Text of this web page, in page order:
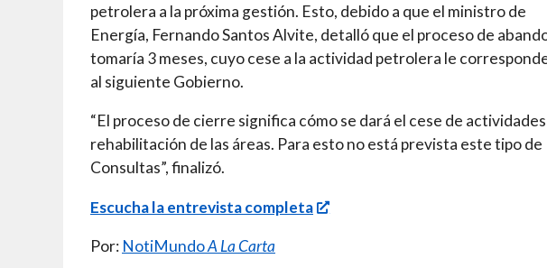
petrolera a la próxima gestión. Esto, debido a que el ministro de
Energía, Fernando Santos Alvite, detalló que el proceso de
tomaría 3 meses, cuyo cese a la actividad petrolera le
al siguiente Gobierno.
“El proceso de cierre significa cómo se dará el cese de
rehabilitación de las áreas. Para esto no está prevista este tipo de
Consultas”, finalizó.
Escucha la entrevista completa
Por: NotiMundoA La Carta